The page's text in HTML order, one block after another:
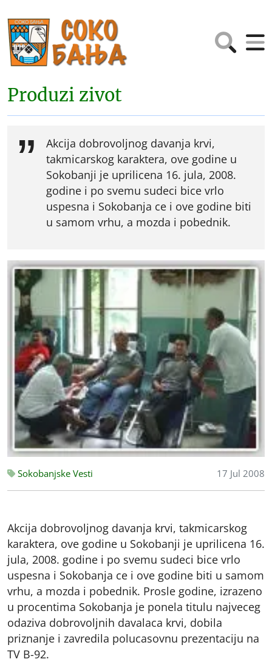
Produzi zivot
Akcija dobrovoljnog davanja krvi,
takmicarskog karaktera, ove godine u
Sokobanji je uprilicena 16. jula, 2008.
godine i po svemu sudeci bice vrlo
uspesna i Sokobanja ce i ove godine biti
u samom vrhu, a mozda i pobednik.
Sokobanjske Vesti 17 Jul 2008
Akcija dobrovoljnog davanja krvi, takmicarskog
karaktera, ove godine u Sokobanji je uprilicena 16.
jula, 2008. godine i po svemu sudeci bice vrlo
uspesna i Sokobanja ce i ove godine biti u samom
vrhu, a mozda i pobednik. Prosle godine, izrazeno
u procentima Sokobanja je ponela titulu najveceg
odaziva dobrovoljnih davalaca krvi, dobila
priznanje i zavredila polucasovnu prezentaciju na
TV B-92.